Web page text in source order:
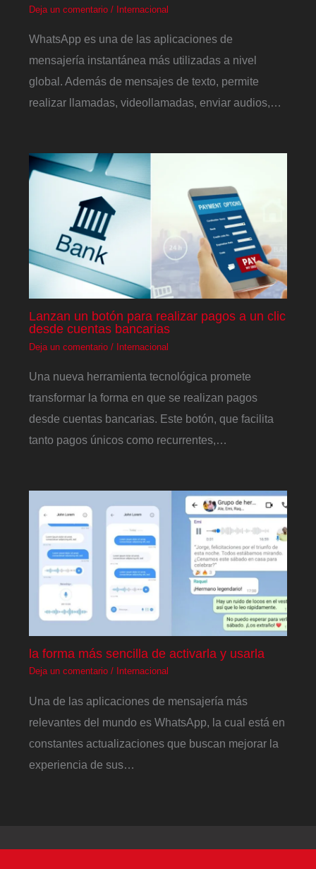
Deja un comentario / Internacional
WhatsApp es una de las aplicaciones de
mensajería instantánea más utilizadas a nivel
global. Además de mensajes de texto, permite
realizar llamadas, videollamadas, enviar audios,…
Lanzan un botón para realizar pagos a un clic
desde cuentas bancarias
Deja un comentario / Internacional
Una nueva herramienta tecnológica promete
transformar la forma en que se realizan pagos
desde cuentas bancarias. Este botón, que facilita
tanto pagos únicos como recurrentes,…
la forma más sencilla de activarla y usarla
Deja un comentario / Internacional
Una de las aplicaciones de mensajería más
relevantes del mundo es WhatsApp, la cual está en
constantes actualizaciones que buscan mejorar la
experiencia de sus…